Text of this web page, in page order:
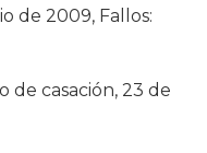
de 2009, Fallos:
de casación, 23 de